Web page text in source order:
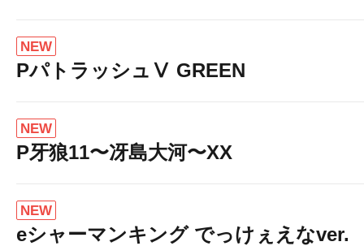
NEW
PパトラッシュⅤ GREEN
NEW
P牙狼11〜冴島大河〜XX
NEW
eシャーマンキング でっけぇえなver.